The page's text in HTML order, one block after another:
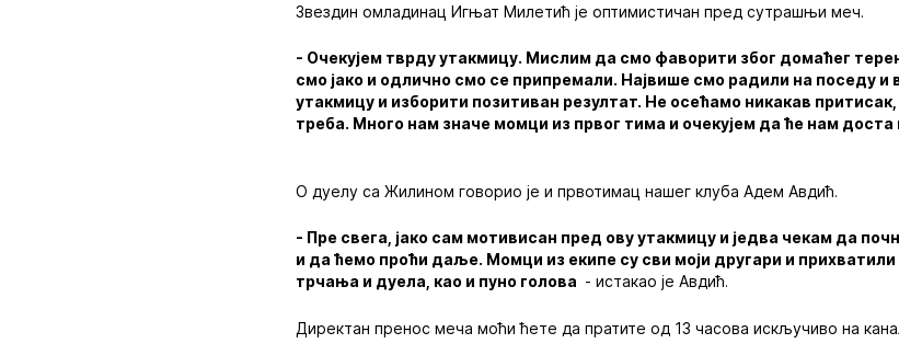
Звездин омладинац Игњат Милетић је оптимистичан пред сутрашњи меч.
- Очекујем тврду утакмицу. Мислим да смо фаворити због домаћег
смо јако и одлично смо се припремали. Највише смо радили на поседу и
утакмицу и изборити позитиван резултат. Не осећамо никакав
треба. Много нам значе момци из првог тима и очекујем да ће нам доста
О дуелу са Жилином говорио је и првотимац нашег клуба Адем Авдић.
- Пре свега, јако сам мотивисан пред ову утакмицу и једва чекам да
и да ћемо проћи даље. Момци из екипе су сви моји другари и прихватили
трчања и дуела, као и пуно голова - истакао је Авдић.
Директан пренос меча моћи ћете да пратите од 13 часова искључиво на